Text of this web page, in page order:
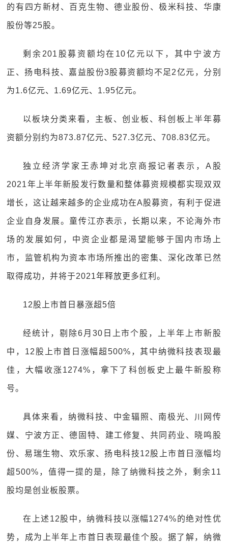
的有四方新材、百克生物、德业股份、极米科技、华康
股份等25股。
剩余201股募资额均在10亿元以下，其中宁波方
正、扬电科技、嘉益股份3股募资额均不足2亿元，分别
为1.6亿元、1.69亿元、1.95亿元。
以板块分类来看，主板、创业板、科创板上半年募
资额分别约为873.87亿元、527.3亿元、708.83亿元。
独立经济学家王赤坤对北京商报记者表示，A股
2021年上半年新股发行数量和整体募资规模都实现双双
增长，这让越来越多的企业成功在A股募资，有利于促进
企业自身发展。童传江亦表示，长期以来，不论海外市
场的发展如何，中资企业都是渴望能够于国内市场上
市，监管机构为资本市场所推出的密集、深化改革已然
取得成功，并将于2021年释放更多红利。
12股上市首日暴涨超5倍
经统计，剔除6月30日上市个股，上半年上市新股
中，12股上市首日涨幅超500%，其中纳微科技表现最
佳，大幅收涨1274%，拿下了科创板史上最牛新股称
号。
具体来看，纳微科技、中金辐照、南极光、川网传
媒、宁波方正、德固特、建工修复、共同药业、晓鸣股
份、易瑞生物、欢乐家、扬电科技12股上市首日涨幅均
超500%，值得一提的是，除了纳微科技之外，剩余11
股均是创业板股票。
在上述12股中，纳微科技以涨幅1274%的绝对性优
势，成为上半年上市首日表现最佳个股。据了解，纳微